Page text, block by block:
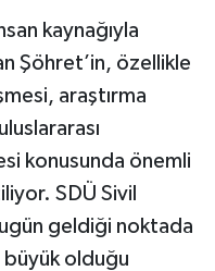
kaynağıyla
Şöhret’in, özellikle
araştırma
konusunda önemli
SDÜ Sivil
geldiği noktada
büyük olduğu